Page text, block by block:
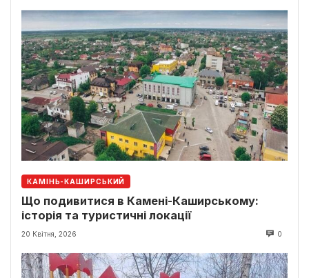
КАМІНЬ-КАШИРСЬКИЙ
Що подивитися в Камені-Каширському:
історія та туристичні локації
20 Квітня, 2026 0